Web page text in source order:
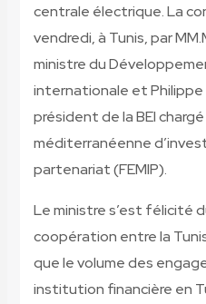
centrale électrique. La
vendredi, à Tunis, par
ministre du
internationale et
président de la BEI
méditerranéenne
partenariat (FEMIP).
Le ministre s’est félicité
coopération entre la
que le volume des
institution financière en